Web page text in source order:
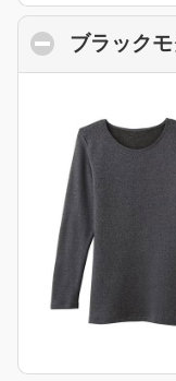
ブラック